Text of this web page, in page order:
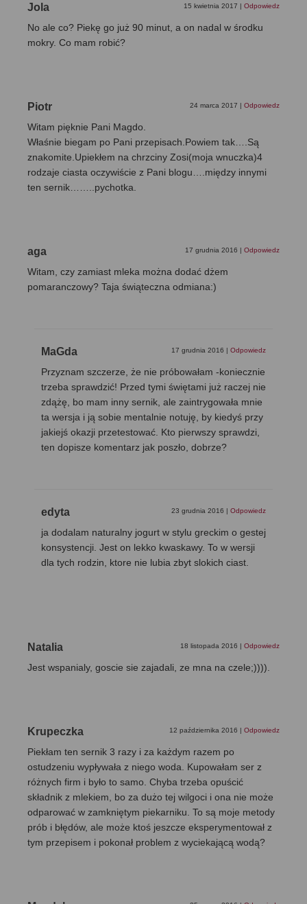
Jola 15 kwietnia 2017 | Odpowiedz
No ale co? Piekę go już 90 minut, a on nadal w środku
mokry. Co mam robić?
Piotr 24 marca 2017 | Odpowiedz
Witam pięknie Pani Magdo.
Właśnie biegam po Pani przepisach.Powiem tak….Są
znakomite.Upiekłem na chrzciny Zosi(moja wnuczka)4
rodzaje ciasta oczywiście z Pani blogu….między innymi
ten sernik……..pychotka.
aga 17 grudnia 2016 | Odpowiedz
Witam, czy zamiast mleka można dodać dżem
pomaranczowy? Taja świąteczna odmiana:)
MaGda 17 grudnia 2016 | Odpowiedz
Przyznam szczerze, że nie próbowałam -koniecznie
trzeba sprawdzić! Przed tymi świętami już raczej nie
zdążę, bo mam inny sernik, ale zaintrygowała mnie
ta wersja i ją sobie mentalnie notuję, by kiedyś przy
jakiejś okazji przetestować. Kto pierwszy sprawdzi,
ten dopisze komentarz jak poszło, dobrze?
edyta 23 grudnia 2016 | Odpowiedz
ja dodalam naturalny jogurt w stylu greckim o gestej
konsystencji. Jest on lekko kwaskawy. To w wersji
dla tych rodzin, ktore nie lubia zbyt slokich ciast.
Natalia 18 listopada 2016 | Odpowiedz
Jest wspanialy, goscie sie zajadali, ze mna na czele;)))).
Krupeczka 12 października 2016 | Odpowiedz
Piekłam ten sernik 3 razy i za każdym razem po
ostudzeniu wypływała z niego woda. Kupowałam ser z
różnych firm i było to samo. Chyba trzeba opuścić
składnik z mlekiem, bo za dużo tej wilgoci i ona nie może
odparować w zamkniętym piekarniku. To są moje metody
prób i błędów, ale może ktoś jeszcze eksperymentował z
tym przepisem i pokonał problem z wyciekającą wodą?